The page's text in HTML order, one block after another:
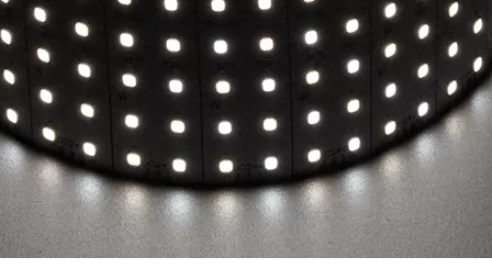
Über uns
Produkte
Anwendung
Die Unterstützung
Download
Bloggen
Kontakt
Français
Pусский
Español
Português
Italiano
日本語
한국어
Nederlands